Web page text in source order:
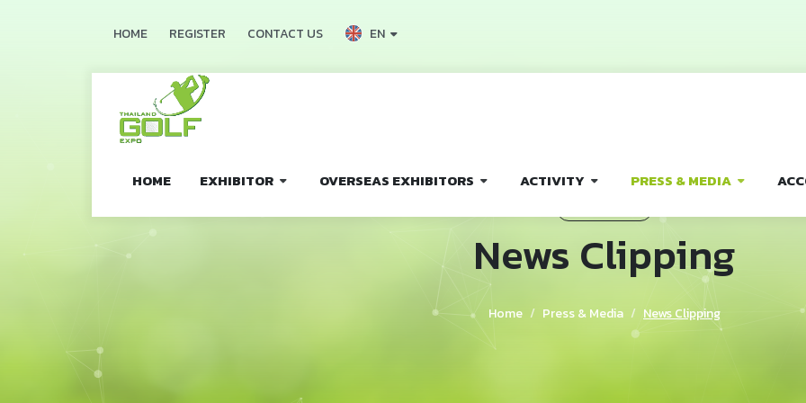
HOME REGISTER CONTACT US EN
HOME EXHIBITOR OVERSEAS EXHIBITORS ACTIVITY PRESS & MEDIA
News Clipping
Home Press & Media News Clipping